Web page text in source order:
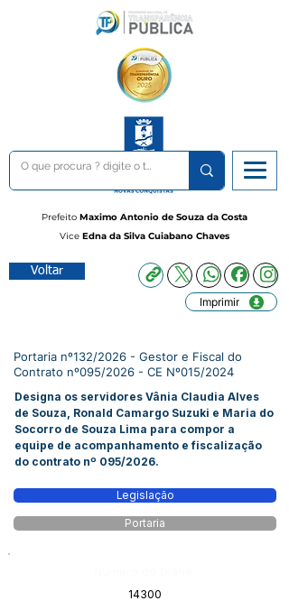
Prefeito Maximo Antonio de Souza da Costa
Vice Edna da Silva Cuiabano Chaves
Voltar
Imprimir
Portaria nº132/2026 - Gestor e Fiscal do
Contrato nº095/2026 - CE Nº015/2024
Designa os servidores Vânia Claudia Alves
de Souza, Ronald Camargo Suzuki e Maria do
Socorro de Souza Lima para compor a
equipe de acompanhamento e fiscalização
do contrato nº 095/2026.
Legislação
Portaria
14300